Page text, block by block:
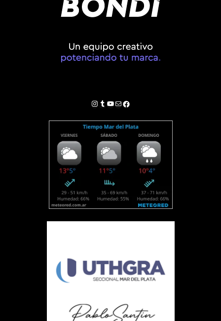
Instagram
Tumblr
YouTube
Correo electrónico
Facebook